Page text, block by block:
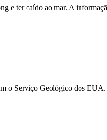
e ter caído ao mar. A
o Serviço Geológico dos